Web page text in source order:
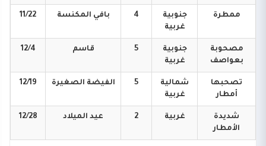
ممطرة
جنوبية
غربية
4 بافي المكنسة 11/22
مصحوبة
بعواصف
جنوبية
غربية
5 قاسم 12/4
تصحبها
أمطار
شمالية
غربية
5 الفيضة الصغيرة 12/19
شديدة
الأمطار
غربية 2 عيد الميلاد 12/28